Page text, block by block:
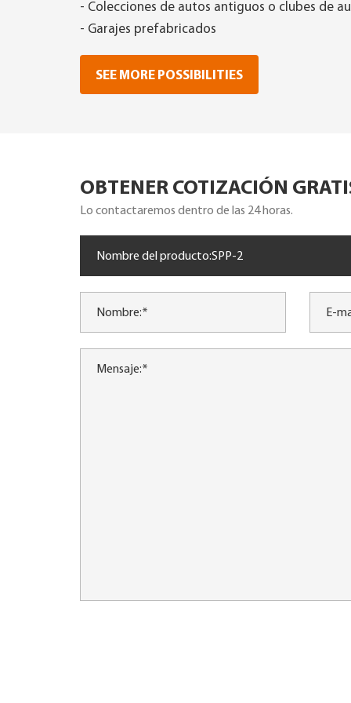
- Colecciones de autos antiguos o clubes de
- Garajes prefabricados
SEE MORE POSSIBILITIES
OBTENER COTIZACIÓN
Lo contactaremos dentro de las 24 horas.